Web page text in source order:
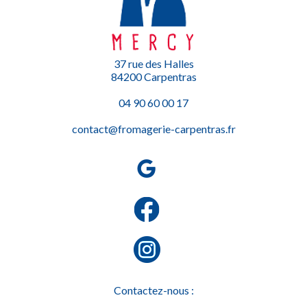
37 rue des Halles
84200 Carpentras
04 90 60 00 17
contact@fromagerie-carpentras.fr
Contactez-nous :